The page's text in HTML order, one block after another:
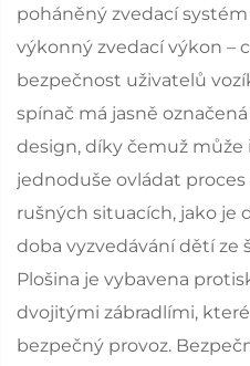
poháněný zvedací
výkonný zvedací výkon –
bezpečnost uživatelů
spínač má jasně
design, díky čemuž
jednoduše ovládat
rušných situacích, jako je
doba vyzvedávání dětí ze
Plošina je vybavena
dvojitými zábradlími,
bezpečný provoz.